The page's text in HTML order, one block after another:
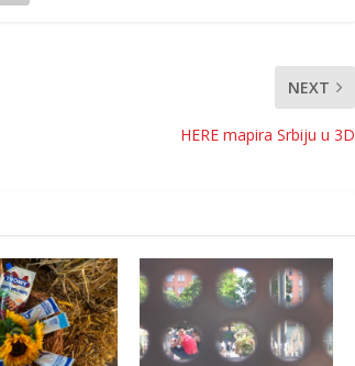
NEXT
HERE mapira Srbiju u 3D